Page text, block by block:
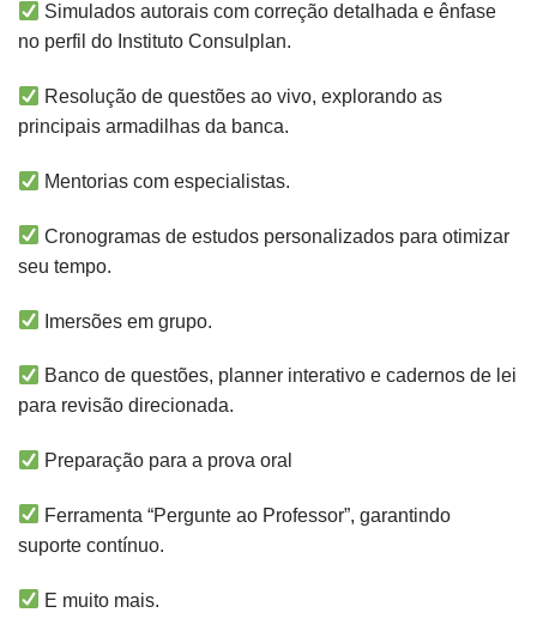
Simulados autorais com correção detalhada e ênfase
no perfil do Instituto Consulplan.
Resolução de questões ao vivo, explorando as
principais armadilhas da banca.
Mentorias com especialistas.
Cronogramas de estudos personalizados para otimizar
seu tempo.
Imersões em grupo.
Banco de questões, planner interativo e cadernos de lei
para revisão direcionada.
Preparação para a prova oral
Ferramenta “Pergunte ao Professor”, garantindo
suporte contínuo.
E muito mais.